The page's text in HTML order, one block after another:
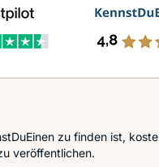
zu finden ist,
veröffentlichen.